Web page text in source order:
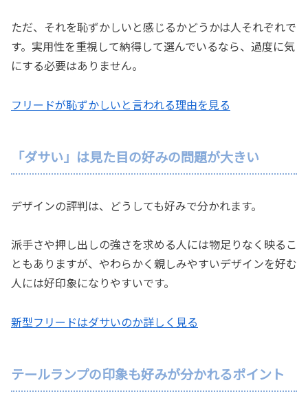
ただ、それを恥ずかしいと感じるかどうかは人それぞれで
す。実用性を重視して納得して選んでいるなら、過度に気
にする必要はありません。
フリードが恥ずかしいと言われる理由を見る
「ダサい」は見た目の好みの問題が大きい
デザインの評判は、どうしても好みで分かれます。
派手さや押し出しの強さを求める人には物足りなく映るこ
ともありますが、やわらかく親しみやすいデザインを好む
人には好印象になりやすいです。
新型フリードはダサいのか詳しく見る
テールランプの印象も好みが分かれるポイント